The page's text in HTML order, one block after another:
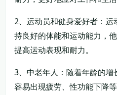
2、运动员和健身爱好者：
持良好的体能和运动能力，
提高运动表现和耐力。
3、中老年人：随着年龄的增
容易出现疲劳、性功能下降